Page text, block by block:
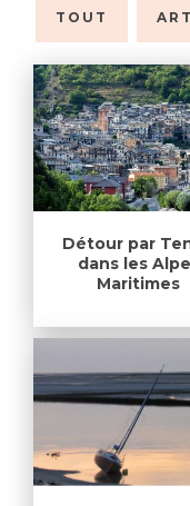
TOUT
Détour par
dans les
Maritimes